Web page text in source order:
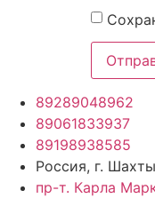
89289048962
89061833937
89198938585
Россия, г. Шахты
пр-т. Карла